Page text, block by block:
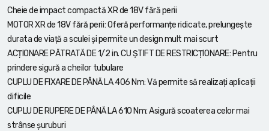
Cheie de impact compactă XR de 18V fără perii
MOTOR XR de 18V fără perii: Oferă performanțe ridicate, prelungește
durata de viață a sculei și permite un design mult mai scurt
ACȚIONARE PĂTRATĂ DE 1/2 in. CU ȘTIFT DE RESTRICȚIONARE: Pentru
prindere sigură a cheilor tubulare
CUPLU DE FIXARE DE PÂNĂ LA 406 Nm: Vă permite să realizați aplicații
dificile
CUPLU DE RUPERE DE PÂNĂ LA 610 Nm: Asigură scoaterea celor mai
strânse șuruburi